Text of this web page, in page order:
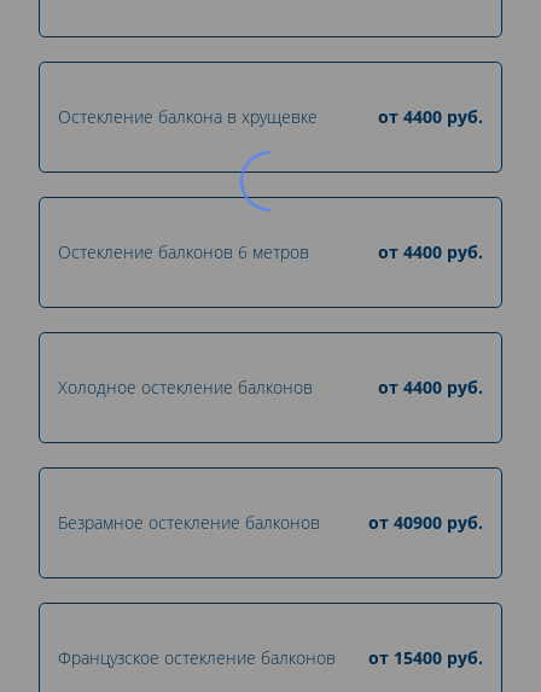
Остекление балкона в хрущевке от 4400 руб.
Остекление балконов 6 метров от 4400 руб.
Холодное остекление балконов от 4400 руб.
Безрамное остекление балконов от 40900 руб.
Французское остекление балконов от 15400 руб.